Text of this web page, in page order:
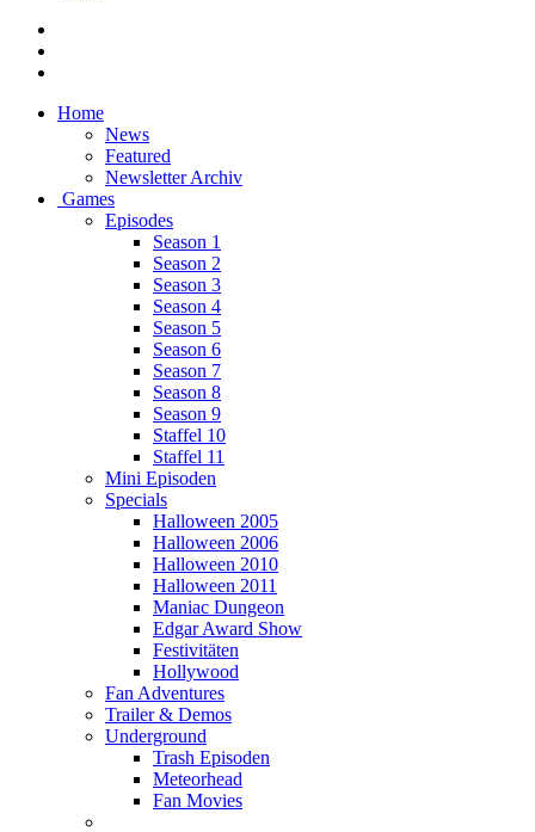
Home
News
Featured
Newsletter Archiv
Games
Episodes
Season 1
Season 2
Season 3
Season 4
Season 5
Season 6
Season 7
Season 8
Season 9
Staffel 10
Staffel 11
Mini Episoden
Specials
Halloween 2005
Halloween 2006
Halloween 2010
Halloween 2011
Maniac Dungeon
Edgar Award Show
Festivitäten
Hollywood
Fan Adventures
Trailer & Demos
Underground
Trash Episoden
Meteorhead
Fan Movies